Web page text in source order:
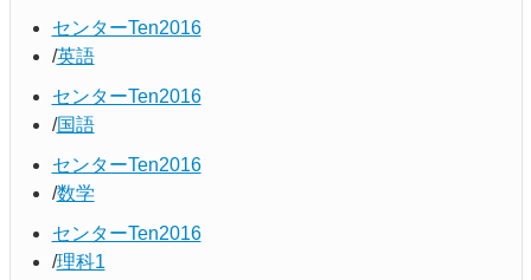
センターTen2016
英語
センターTen2016
国語
センターTen2016
数学
センターTen2016
理科1